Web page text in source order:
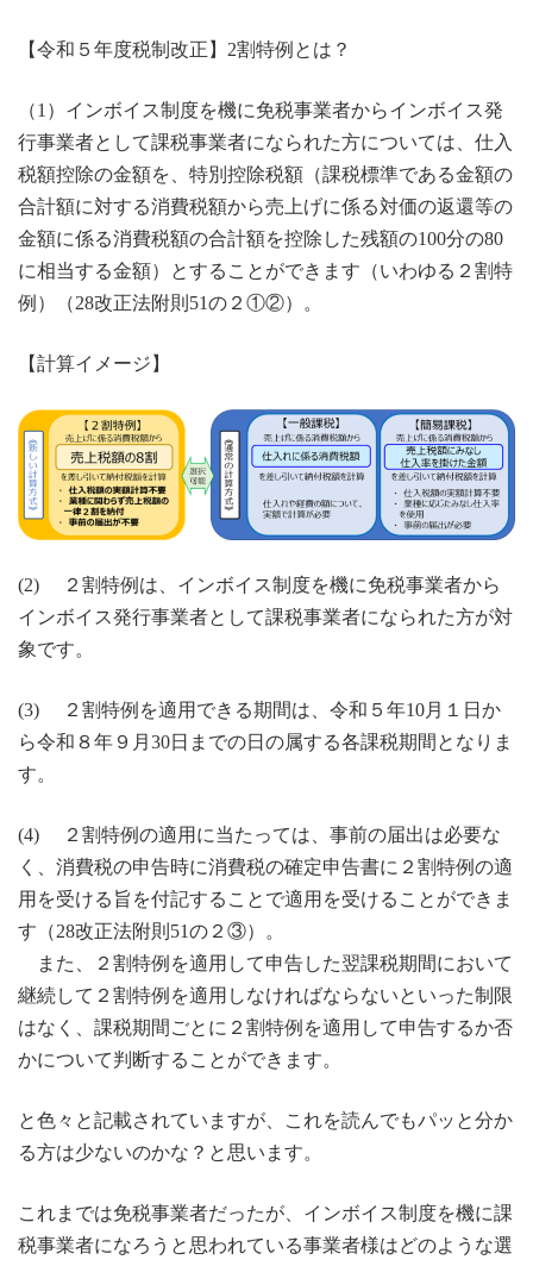
【令和５年度税制改正】2割特例とは？
（1）インボイス制度を機に免税事業者からインボイス発
行事業者として課税事業者になられた方については、仕入
税額控除の金額を、特別控除税額（課税標準である金額の
合計額に対する消費税額から売上げに係る対価の返還等の
金額に係る消費税額の合計額を控除した残額の100分の80
に相当する金額）とすることができます（いわゆる２割特
例）（28改正法附則51の２①②）。
【計算イメージ】
(2) ２割特例は、インボイス制度を機に免税事業者から
インボイス発行事業者として課税事業者になられた方が対
象です。
(3) ２割特例を適用できる期間は、令和５年10月１日か
ら令和８年９月30日までの日の属する各課税期間となりま
す。
(4) ２割特例の適用に当たっては、事前の届出は必要な
く、消費税の申告時に消費税の確定申告書に２割特例の適
用を受ける旨を付記することで適用を受けることができま
す（28改正法附則51の２③）。
また、２割特例を適用して申告した翌課税期間において
継続して２割特例を適用しなければならないといった制限
はなく、課税期間ごとに２割特例を適用して申告するか否
かについて判断することができます。
と色々と記載されていますが、これを読んでもパッと分か
る方は少ないのかな？と思います。
これまでは免税事業者だったが、インボイス制度を機に課
税事業者になろうと思われている事業者様はどのような選